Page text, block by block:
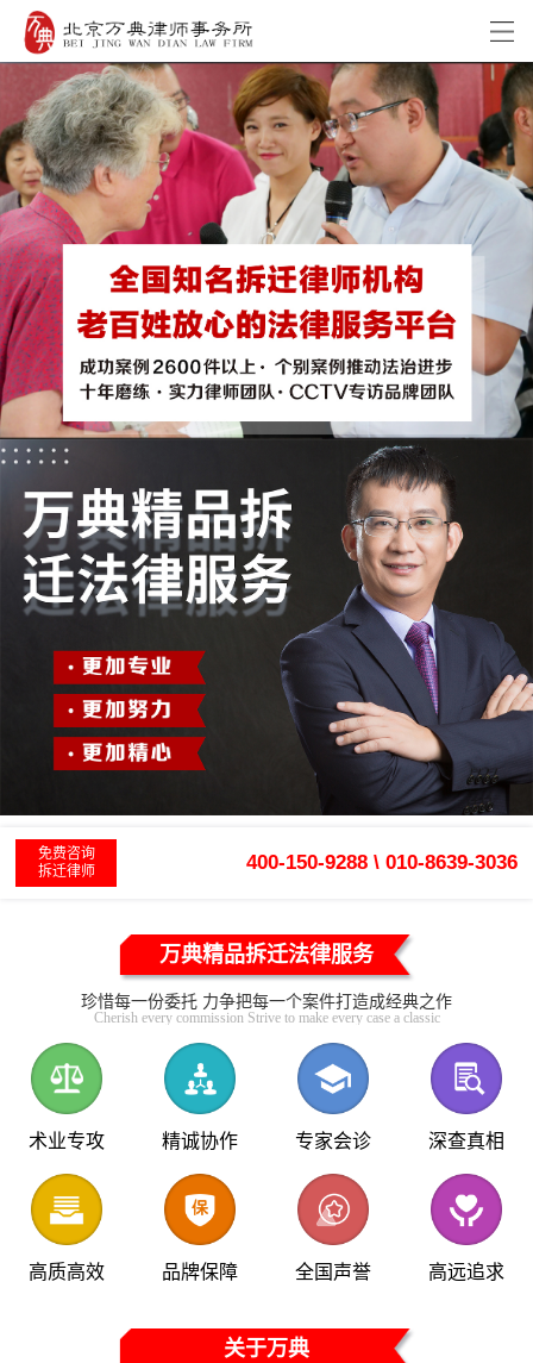
免费咨询
拆迁律师
400-150-9288 \ 010-8639-3036
万典精品拆迁法律服务
珍惜每一份委托 力争把每一个案件打造成经典之作
Cherish every commission Strive to make every case a classic
术业专攻 精诚协作 专家会诊 深查真相
高质高效 品牌保障 全国声誉 高远追求
关于万典